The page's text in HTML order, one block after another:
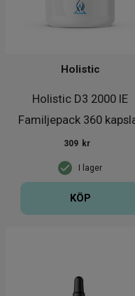
Holistic D3 2000 IE
Familjepack 360
Holistic
I lager
309 kr
KÖP